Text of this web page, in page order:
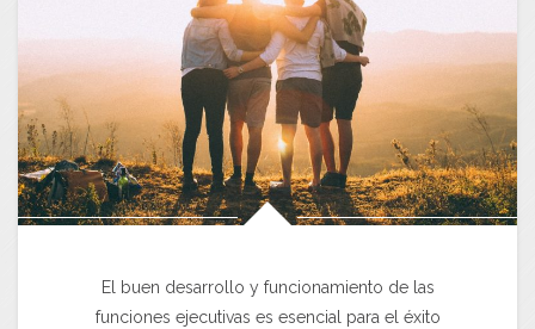
El buen desarrollo y funcionamiento de las
funciones ejecutivas es esencial para el éxito